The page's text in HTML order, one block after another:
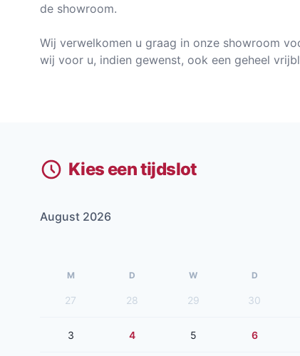
de showroom.
Wij verwelkomen u graag in onze showroom
wij voor u, indien gewenst, ook een geheel
Kies een tijdslot
August 2026
M D W D
27 28 29 30
3 4 5 6